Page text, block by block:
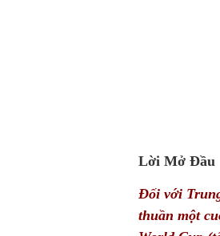
Lời Mở Đầu
Đối với
thuần một